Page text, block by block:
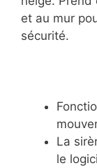
et au mur
sécurité.
La
le